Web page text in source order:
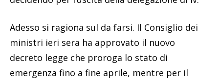
Adesso si ragiona sul da farsi. Il Consiglio dei
ministri ieri sera ha approvato il nuovo
decreto legge che proroga lo stato di
emergenza fino a fine aprile, mentre per il